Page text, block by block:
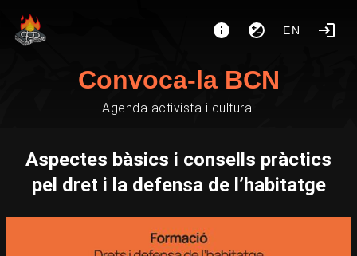
EN
Convoca-la BCN
Agenda activista i cultural
Aspectes bàsics i consells pràctics
pel dret i la defensa de l’habitatge